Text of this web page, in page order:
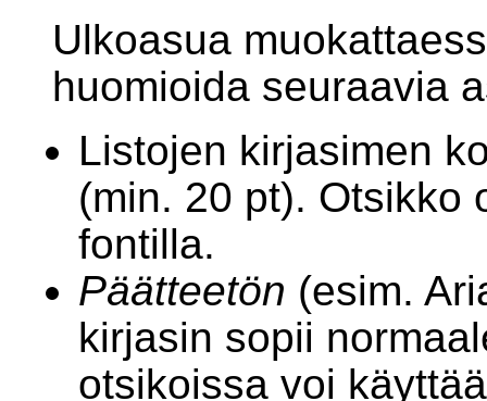
Ulkoasua
huomioida seuraavia
Listojen kirjasimen
(min. 20 pt). Otsikko
fontilla.
Päätteetön (esim.
kirjasin sopii
otsikoissa voi